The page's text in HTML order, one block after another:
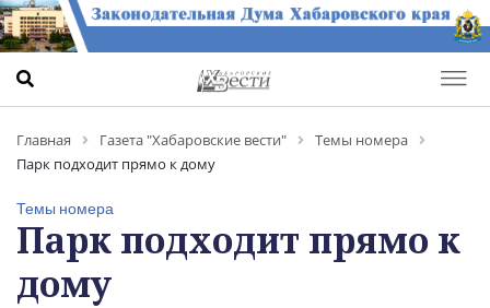
Главная Газета "Хабаровские вести"
Темы номера
Парк подходит прямо к дому
Темы номера
Парк подходит прямо к
дому